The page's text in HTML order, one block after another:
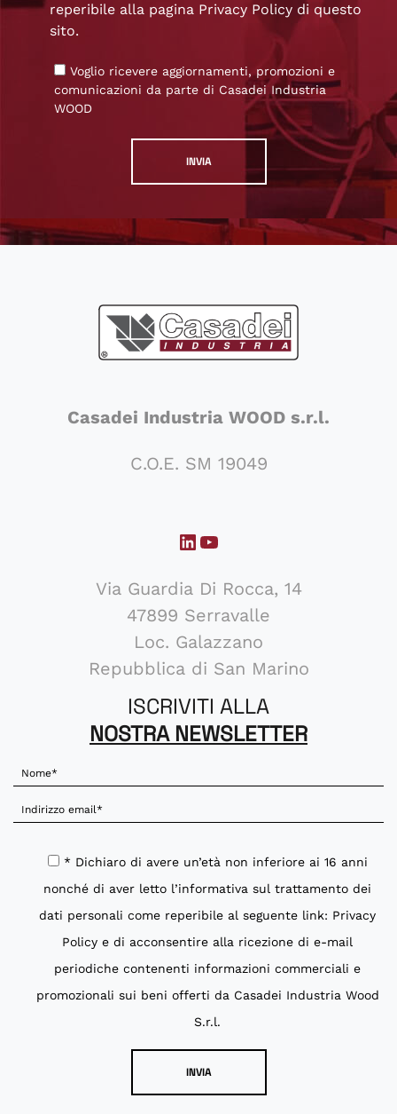
reperibile alla pagina Privacy Policy di questo
sito.
Voglio ricevere aggiornamenti, promozioni e
comunicazioni da parte di Casadei Industria
WOOD
Casadei Industria WOOD s.r.l.
C.O.E. SM 19049
LinkedIn
YouTube
Via Guardia Di Rocca, 14
47899 Serravalle
Loc. Galazzano
Repubblica di San Marino
ISCRIVITI ALLA
NOSTRA NEWSLETTER
* Dichiaro di avere un’età non inferiore ai 16 anni
nonché di aver letto l’informativa sul trattamento dei
dati personali come reperibile al seguente link: Privacy
Policy e di acconsentire alla ricezione di e-mail
periodiche contenenti informazioni commerciali e
promozionali sui beni offerti da Casadei Industria Wood
S.r.l.